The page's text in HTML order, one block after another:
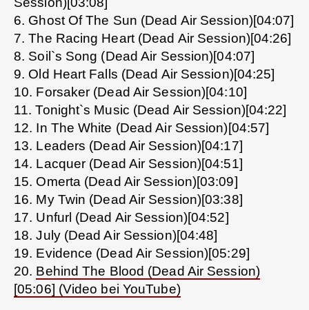
6. Ghost Of The Sun (Dead Air Session)[04:07]
7. The Racing Heart (Dead Air Session)[04:26]
8. Soil`s Song (Dead Air Session)[04:07]
9. Old Heart Falls (Dead Air Session)[04:25]
10. Forsaker (Dead Air Session)[04:10]
11. Tonight`s Music (Dead Air Session)[04:22]
12. In The White (Dead Air Session)[04:57]
13. Leaders (Dead Air Session)[04:17]
14. Lacquer (Dead Air Session)[04:51]
15. Omerta (Dead Air Session)[03:09]
16. My Twin (Dead Air Session)[03:38]
17. Unfurl (Dead Air Session)[04:52]
18. July (Dead Air Session)[04:48]
19. Evidence (Dead Air Session)[05:29]
20. Behind The Blood (Dead Air Session)
[05:06] (Video bei YouTube)